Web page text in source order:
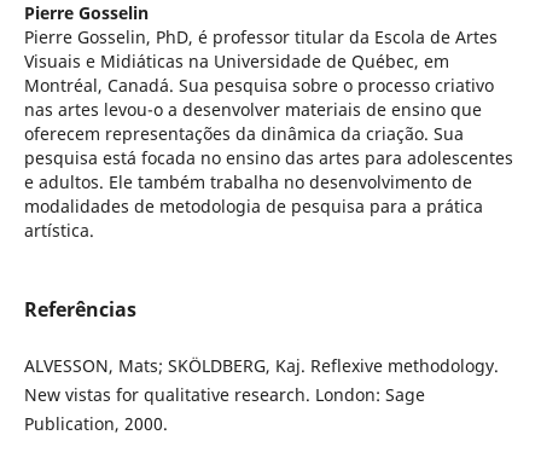
Pierre Gosselin
Pierre Gosselin, PhD, é professor titular da Escola de Artes
Visuais e Midiáticas na Universidade de Québec, em
Montréal, Canadá. Sua pesquisa sobre o processo criativo
nas artes levou-o a desenvolver materiais de ensino que
oferecem representações da dinâmica da criação. Sua
pesquisa está focada no ensino das artes para adolescentes
e adultos. Ele também trabalha no desenvolvimento de
modalidades de metodologia de pesquisa para a prática
artística.
Referências
ALVESSON, Mats; SKÖLDBERG, Kaj. Reflexive methodology.
New vistas for qualitative research. London: Sage
Publication, 2000.